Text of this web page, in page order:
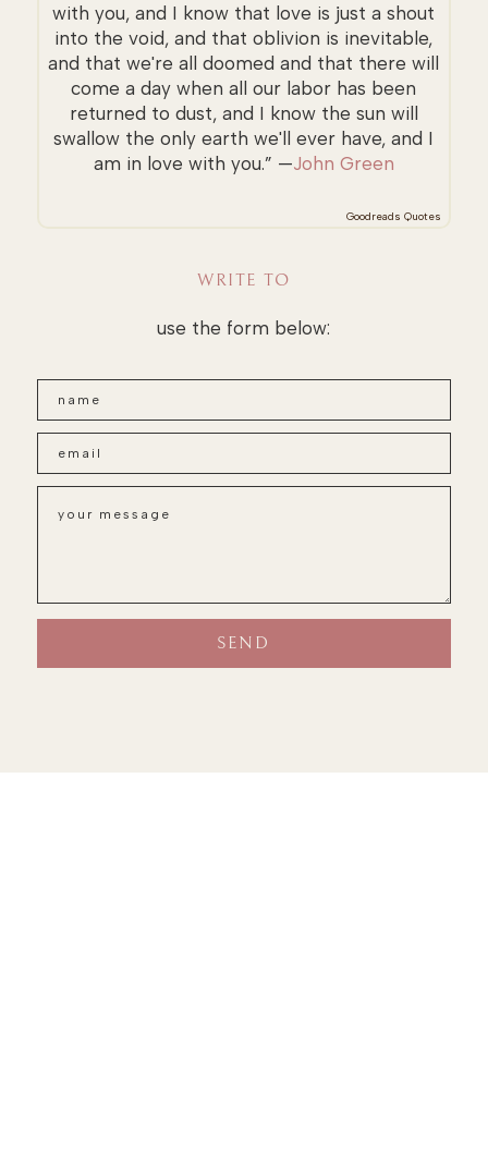
with you, and I know that love is just a shout
into the void, and that oblivion is inevitable,
and that we're all doomed and that there will
come a day when all our labor has been
returned to dust, and I know the sun will
swallow the only earth we'll ever have, and I
am in love with you.” —John Green
Goodreads Quotes
WRITE TO
use the form below: